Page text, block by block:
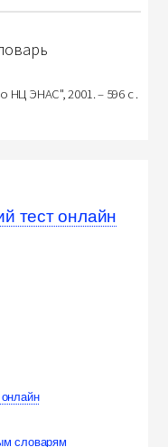
НЦ ЭНАС", 2001. – 596 с .
тест онлайн
словарям